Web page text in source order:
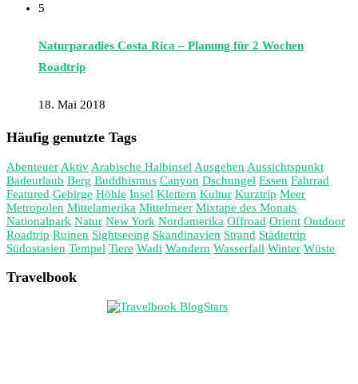
5
Naturparadies Costa Rica – Planung für 2 Wochen
Roadtrip
18. Mai 2018
Häufig genutzte Tags
Abenteuer Aktiv Arabische Halbinsel Ausgehen Aussichtspunkt
Badeurlaub Berg Buddhismus Canyon Dschungel Essen Fahrrad
Featured Gebirge Höhle Insel Klettern Kultur Kurztrip Meer
Metropolen Mittelamerika Mittelmeer Mixtape des Monats
Nationalpark Natur New York Nordamerika Offroad Orient Outdoor
Roadtrip Ruinen Sightseeing Skandinavien Strand Städtetrip
Südostasien Tempel Tiere Wadi Wandern Wasserfall Winter Wüste
Travelbook